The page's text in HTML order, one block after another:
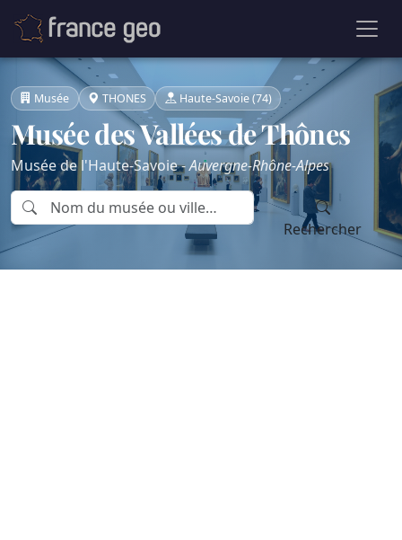
Musée THONES Haute-Savoie (74)
Musée des Vallées de Thônes
Musée de l'Haute-Savoie -Auvergne-Rhône-Alpes
Rechercher